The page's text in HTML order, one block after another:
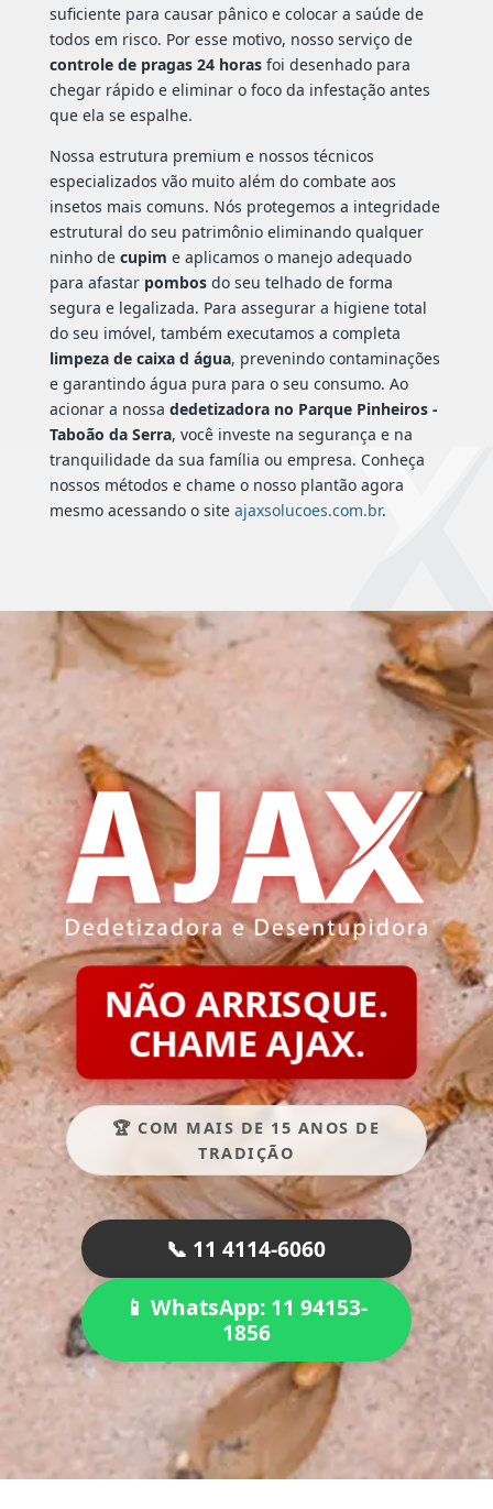
suficiente para causar pânico e colocar a saúde de
todos em risco. Por esse motivo, nosso serviço de
controle de pragas 24 horasfoi desenhado para
chegar rápido e eliminar o foco da infestação antes
que ela se espalhe.
Nossa estrutura premium e nossos técnicos
especializados vão muito além do combate aos
insetos mais comuns. Nós protegemos a integridade
estrutural do seu patrimônio eliminando qualquer
ninho de cupim e aplicamos o manejo adequado
para afastar pombosdo seu telhado de forma
segura e legalizada. Para assegurar a higiene total
do seu imóvel, também executamos a completa
limpeza de caixa d água, prevenindo contaminações
e garantindo água pura para o seu consumo. Ao
acionar a nossa dedetizadora no Parque Pinheiros -
Taboão da Serra, você investe na segurança e na
tranquilidade da sua família ou empresa. Conheça
nossos métodos e chame o nosso plantão agora
mesmo acessando o site ajaxsolucoes.com.br.
NÃO ARRISQUE.
CHAME AJAX.
🏆 COM MAIS DE 15 ANOS DE
TRADIÇÃO
📞 11 4114-6060
📱 WhatsApp: 11 94153-
1856